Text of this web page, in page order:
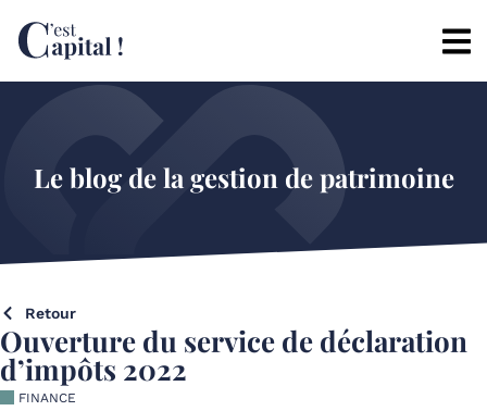
Le blog de la gestion de patrimoine
Retour
Ouverture du service de déclaration
d’impôts 2022
FINANCE